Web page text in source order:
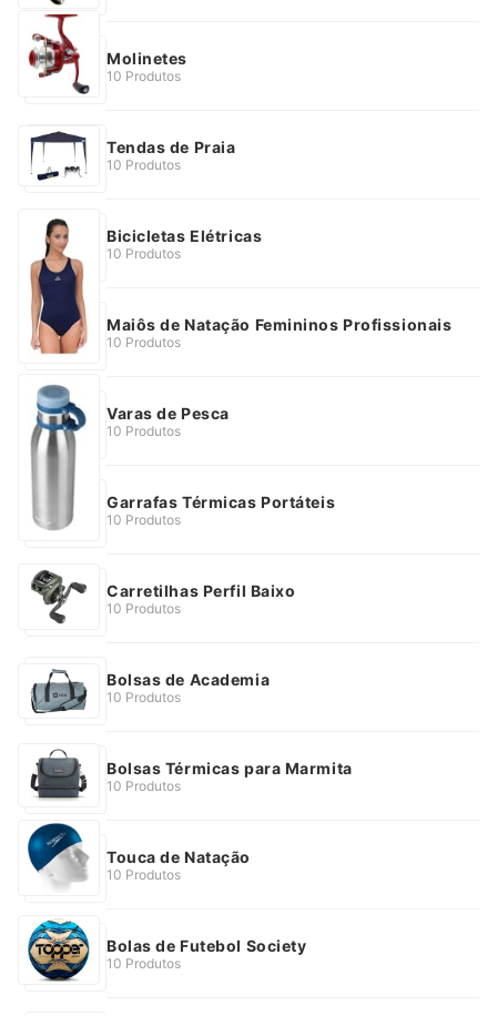
Molinetes
10 Produtos
Tendas de Praia
10 Produtos
Bicicletas Elétricas
10 Produtos
Maiôs de Natação Femininos Profissionais
10 Produtos
Varas de Pesca
10 Produtos
Garrafas Térmicas Portáteis
10 Produtos
Carretilhas Perfil Baixo
10 Produtos
Bolsas de Academia
10 Produtos
Bolsas Térmicas para Marmita
10 Produtos
Touca de Natação
10 Produtos
Bolas de Futebol Society
10 Produtos